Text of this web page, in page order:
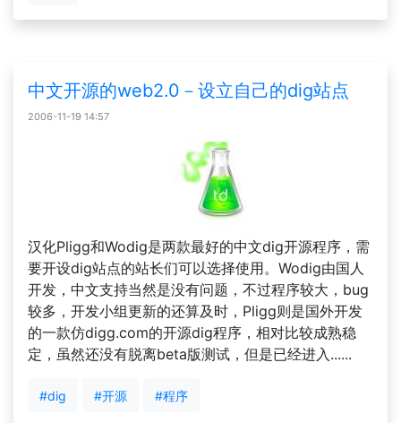
中文开源的web2.0－设立自己的dig站点
2006-11-19 14:57
汉化Pligg和Wodig是两款最好的中文dig开源程序，需
要开设dig站点的站长们可以选择使用。Wodig由国人
开发，中文支持当然是没有问题，不过程序较大，bug
较多，开发小组更新的还算及时，Pligg则是国外开发
的一款仿digg.com的开源dig程序，相对比较成熟稳
定，虽然还没有脱离beta版测试，但是已经进入......
#dig #开源 #程序